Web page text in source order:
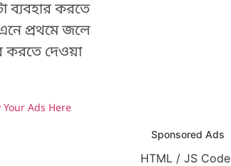
ব্যবহার করতে
প্রথমে জলে
করতে দেওয়া
Your Ads Here
HTML / JS CodeSponsored Ads
HTML / JS Code